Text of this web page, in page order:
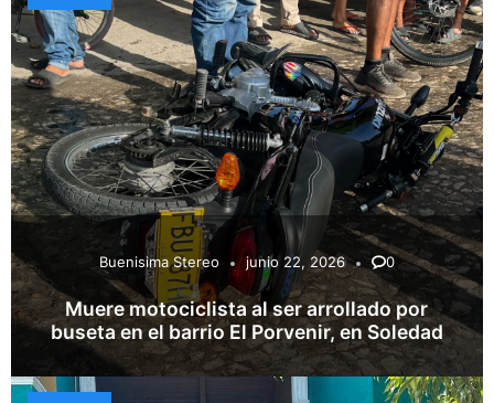
Buenisima Stereo junio 22, 2026 0
Muere motociclista al ser arrollado por
buseta en el barrio El Porvenir, en Soledad